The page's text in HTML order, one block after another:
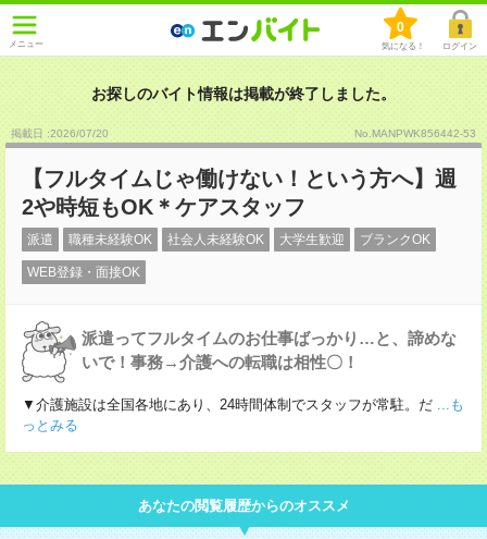
メニュー
0
気になる！ ログイン
お探しのバイト情報は掲載が終了しました。
掲載日 :2026/07/20 No.MANPWK856442-53
【フルタイムじゃ働けない！という方へ】週
2や時短もOK＊ケアスタッフ
派遣 職種未経験OK 社会人未経験OK 大学生歓迎 ブランクOK
WEB登録・面接OK
派遣ってフルタイムのお仕事ばっかり…と、諦めな
いで！事務→介護への転職は相性〇！
▼介護施設は全国各地にあり、24時間体制でスタッフが常駐。だ ...も
っとみる
あなたの閲覧履歴からのオススメ